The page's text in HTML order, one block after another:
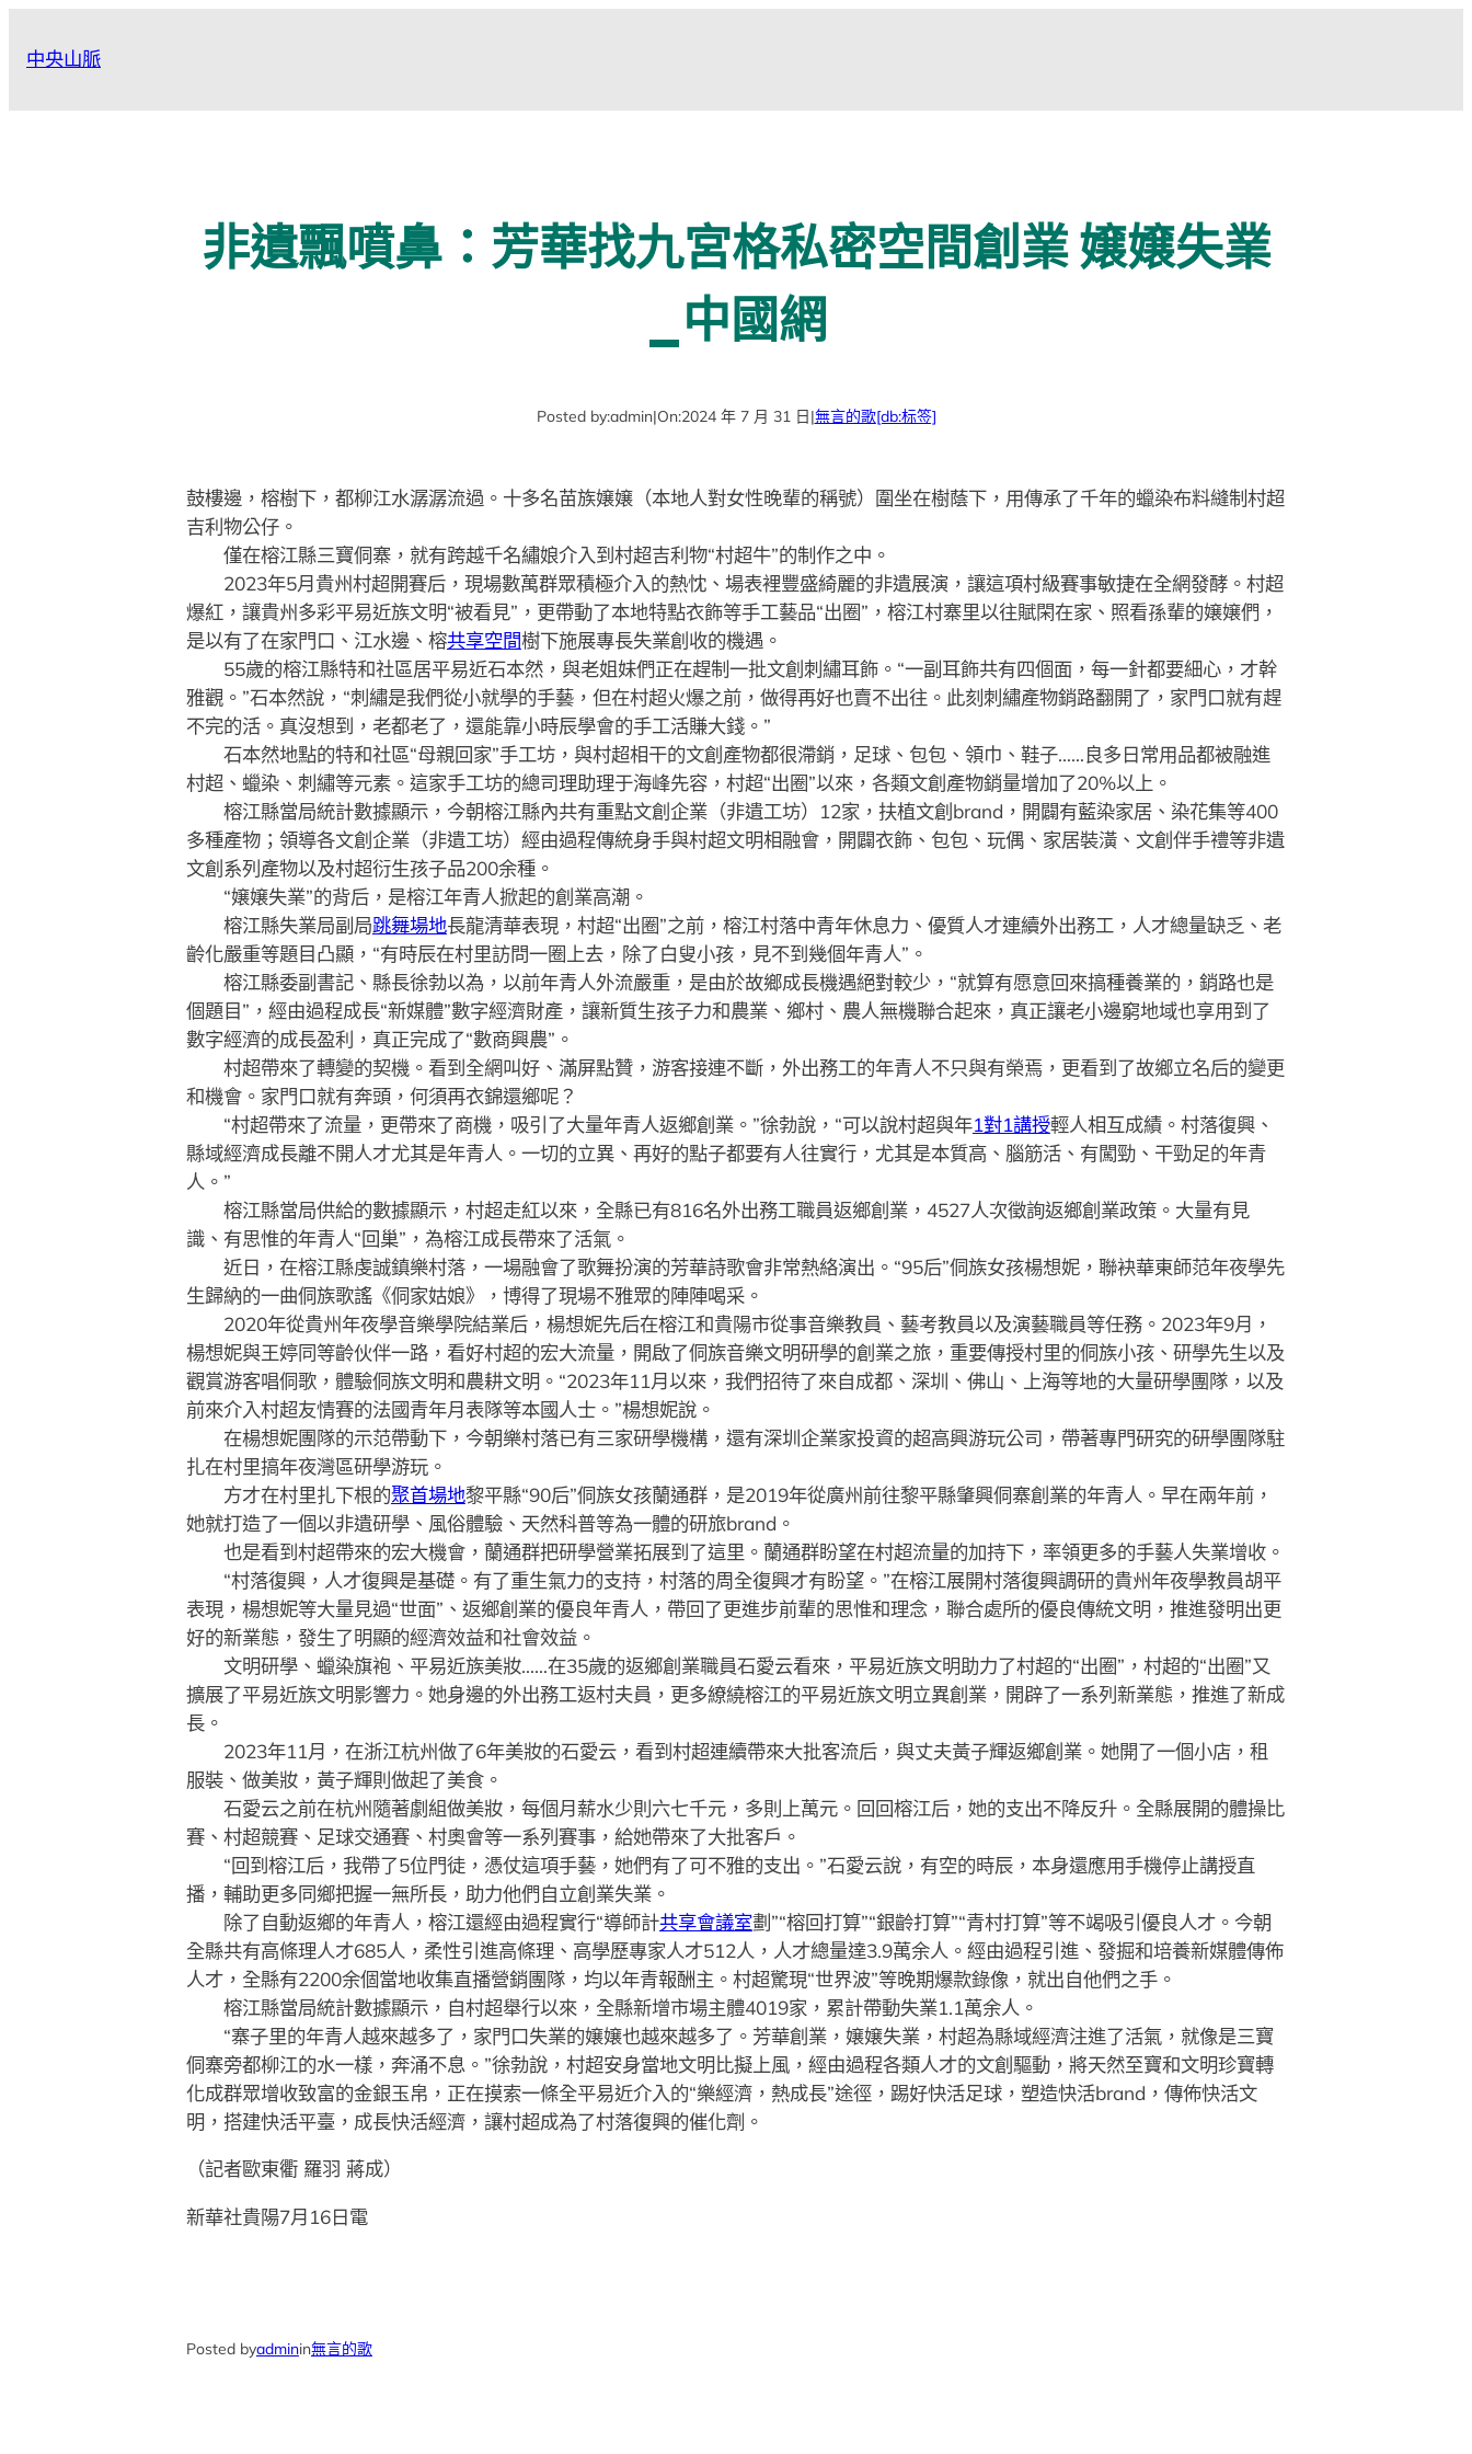
中央山脈
非遺飄噴鼻：芳華找九宮格私密空間創業 嬢嬢失業
_中國網
Posted by:admin|On:2024 年 7 月 31 日|無言的歌[db:标签]
鼓樓邊，榕樹下，都柳江水潺潺流過。十多名苗族嬢嬢（本地人對女性晚輩的稱號）圍坐在樹蔭下，用傳承了千年的蠟染布料縫制村超
吉利物公仔。
僅在榕江縣三寶侗寨，就有跨越千名繡娘介入到村超吉利物“村超牛”的制作之中。
2023年5月貴州村超開賽后，現場數萬群眾積極介入的熱忱、場表裡豐盛綺麗的非遺展演，讓這項村級賽事敏捷在全網發酵。村超
爆紅，讓貴州多彩平易近族文明“被看見”，更帶動了本地特點衣飾等手工藝品“出圈”，榕江村寨里以往賦閑在家、照看孫輩的嬢嬢們，
是以有了在家門口、江水邊、榕共享空間樹下施展專長失業創收的機遇。
55歲的榕江縣特和社區居平易近石本然，與老姐妹們正在趕制一批文創刺繡耳飾。“一副耳飾共有四個面，每一針都要細心，才幹
雅觀。”石本然說，“刺繡是我們從小就學的手藝，但在村超火爆之前，做得再好也賣不出往。此刻刺繡產物銷路翻開了，家門口就有趕
不完的活。真沒想到，老都老了，還能靠小時辰學會的手工活賺大錢。”
石本然地點的特和社區“母親回家”手工坊，與村超相干的文創產物都很滯銷，足球、包包、領巾、鞋子……良多日常用品都被融進
村超、蠟染、刺繡等元素。這家手工坊的總司理助理于海峰先容，村超“出圈”以來，各類文創產物銷量增加了20%以上。
榕江縣當局統計數據顯示，今朝榕江縣內共有重點文創企業（非遺工坊）12家，扶植文創brand，開闢有藍染家居、染花集等400
多種產物；領導各文創企業（非遺工坊）經由過程傳統身手與村超文明相融會，開闢衣飾、包包、玩偶、家居裝潢、文創伴手禮等非遺
文創系列產物以及村超衍生孩子品200余種。
“嬢嬢失業”的背后，是榕江年青人掀起的創業高潮。
榕江縣失業局副局跳舞場地長龍清華表現，村超“出圈”之前，榕江村落中青年休息力、優質人才連續外出務工，人才總量缺乏、老
齡化嚴重等題目凸顯，“有時辰在村里訪問一圈上去，除了白叟小孩，見不到幾個年青人”。
榕江縣委副書記、縣長徐勃以為，以前年青人外流嚴重，是由於故鄉成長機遇絕對較少，“就算有愿意回來搞種養業的，銷路也是
個題目”，經由過程成長“新媒體”數字經濟財產，讓新質生孩子力和農業、鄉村、農人無機聯合起來，真正讓老小邊窮地域也享用到了
數字經濟的成長盈利，真正完成了“數商興農”。
村超帶來了轉變的契機。看到全網叫好、滿屏點贊，游客接連不斷，外出務工的年青人不只與有榮焉，更看到了故鄉立名后的變更
和機會。家門口就有奔頭，何須再衣錦還鄉呢？
“村超帶來了流量，更帶來了商機，吸引了大量年青人返鄉創業。”徐勃說，“可以說村超與年1對1講授輕人相互成績。村落復興、
縣域經濟成長離不開人才尤其是年青人。一切的立異、再好的點子都要有人往實行，尤其是本質高、腦筋活、有闖勁、干勁足的年青
人。”
榕江縣當局供給的數據顯示，村超走紅以來，全縣已有816名外出務工職員返鄉創業，4527人次徵詢返鄉創業政策。大量有見
識、有思惟的年青人“回巢”，為榕江成長帶來了活氣。
近日，在榕江縣虔誠鎮樂村落，一場融會了歌舞扮演的芳華詩歌會非常熱絡演出。“95后”侗族女孩楊想妮，聯袂華東師范年夜學先
生歸納的一曲侗族歌謠《侗家姑娘》，博得了現場不雅眾的陣陣喝采。
2020年從貴州年夜學音樂學院結業后，楊想妮先后在榕江和貴陽市從事音樂教員、藝考教員以及演藝職員等任務。2023年9月，
楊想妮與王婷同等齡伙伴一路，看好村超的宏大流量，開啟了侗族音樂文明研學的創業之旅，重要傳授村里的侗族小孩、研學先生以及
觀賞游客唱侗歌，體驗侗族文明和農耕文明。“2023年11月以來，我們招待了來自成都、深圳、佛山、上海等地的大量研學團隊，以及
前來介入村超友情賽的法國青年月表隊等本國人士。”楊想妮說。
在楊想妮團隊的示范帶動下，今朝樂村落已有三家研學機構，還有深圳企業家投資的超高興游玩公司，帶著專門研究的研學團隊駐
扎在村里搞年夜灣區研學游玩。
方才在村里扎下根的聚首場地黎平縣“90后”侗族女孩蘭通群，是2019年從廣州前往黎平縣肇興侗寨創業的年青人。早在兩年前，
她就打造了一個以非遺研學、風俗體驗、天然科普等為一體的研旅brand。
也是看到村超帶來的宏大機會，蘭通群把研學營業拓展到了這里。蘭通群盼望在村超流量的加持下，率領更多的手藝人失業增收。
“村落復興，人才復興是基礎。有了重生氣力的支持，村落的周全復興才有盼望。”在榕江展開村落復興調研的貴州年夜學教員胡平
表現，楊想妮等大量見過“世面”、返鄉創業的優良年青人，帶回了更進步前輩的思惟和理念，聯合處所的優良傳統文明，推進發明出更
好的新業態，發生了明顯的經濟效益和社會效益。
文明研學、蠟染旗袍、平易近族美妝……在35歲的返鄉創業職員石愛云看來，平易近族文明助力了村超的“出圈”，村超的“出圈”又
擴展了平易近族文明影響力。她身邊的外出務工返村夫員，更多繚繞榕江的平易近族文明立異創業，開辟了一系列新業態，推進了新成
長。
2023年11月，在浙江杭州做了6年美妝的石愛云，看到村超連續帶來大批客流后，與丈夫黃子輝返鄉創業。她開了一個小店，租
服裝、做美妝，黃子輝則做起了美食。
石愛云之前在杭州隨著劇組做美妝，每個月薪水少則六七千元，多則上萬元。回回榕江后，她的支出不降反升。全縣展開的體操比
賽、村超競賽、足球交通賽、村奧會等一系列賽事，給她帶來了大批客戶。
“回到榕江后，我帶了5位門徒，憑仗這項手藝，她們有了可不雅的支出。”石愛云說，有空的時辰，本身還應用手機停止講授直
播，輔助更多同鄉把握一無所長，助力他們自立創業失業。
除了自動返鄉的年青人，榕江還經由過程實行“導師計共享會議室劃”“榕回打算”“銀齡打算”“青村打算”等不竭吸引優良人才。今朝
全縣共有高條理人才685人，柔性引進高條理、高學歷專家人才512人，人才總量達3.9萬余人。經由過程引進、發掘和培養新媒體傳佈
人才，全縣有2200余個當地收集直播營銷團隊，均以年青報酬主。村超驚現“世界波”等晚期爆款錄像，就出自他們之手。
榕江縣當局統計數據顯示，自村超舉行以來，全縣新增市場主體4019家，累計帶動失業1.1萬余人。
“寨子里的年青人越來越多了，家門口失業的嬢嬢也越來越多了。芳華創業，嬢嬢失業，村超為縣域經濟注進了活氣，就像是三寶
侗寨旁都柳江的水一樣，奔涌不息。”徐勃說，村超安身當地文明比擬上風，經由過程各類人才的文創驅動，將天然至寶和文明珍寶轉
化成群眾增收致富的金銀玉帛，正在摸索一條全平易近介入的“樂經濟，熱成長”途徑，踢好快活足球，塑造快活brand，傳佈快活文
明，搭建快活平臺，成長快活經濟，讓村超成為了村落復興的催化劑。
（記者歐東衢 羅羽 蔣成）
新華社貴陽7月16日電
Posted byadminin無言的歌